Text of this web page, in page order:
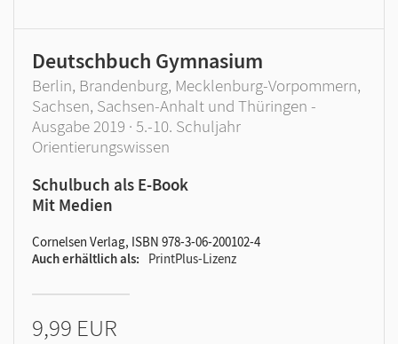
Deutschbuch Gymnasium
Berlin, Brandenburg, Mecklenburg-Vorpommern,
Sachsen, Sachsen-Anhalt und Thüringen -
Ausgabe 2019 · 5.-10. Schuljahr
Orientierungswissen
Schulbuch als E-Book
Mit Medien
Cornelsen Verlag, ISBN 978-3-06-200102-4
Auch erhältlich als
PrintPlus-Lizenz
9,99 EUR